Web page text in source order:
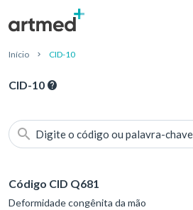
Início CID-10
CID-10
Digite o código ou palavra-
Código CID Q681
Deformidade congênita da mão